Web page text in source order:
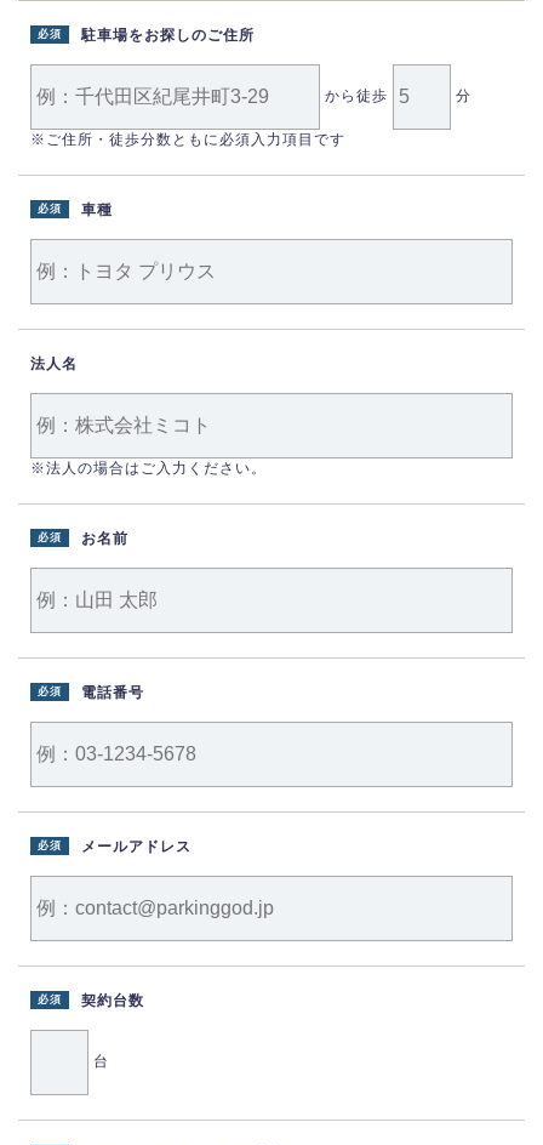
駐車場をお探しのご住所
必須
から徒歩 分
※ご住所・徒歩分数ともに必須入力項目です
車種
必須
法人名
※法人の場合はご入力ください。
お名前
必須
電話番号
必須
メールアドレス
必須
契約台数
必須
台